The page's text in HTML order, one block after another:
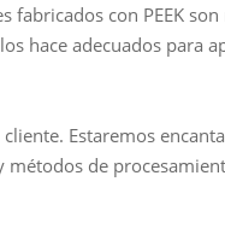
con PEEK
hace adecuados para
Estaremos
de